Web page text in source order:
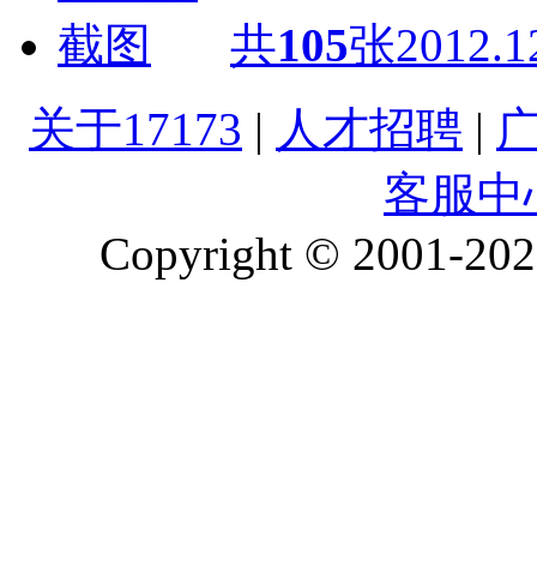
共105张
关于17173 | 人才招聘 |
客服中
Copyright © 2001-